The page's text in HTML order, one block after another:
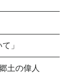
」
土の偉人